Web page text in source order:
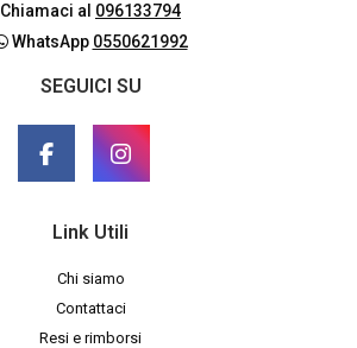
Chiamaci al 096133794
WhatsApp 0550621992
SEGUICI SU
Link Utili
Chi siamo
Contattaci
Resi e rimborsi